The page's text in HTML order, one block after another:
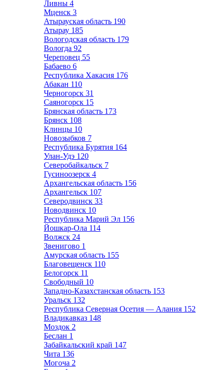
Ливны 4
Мценск 3
Атырауская область 190
Атырау 185
Вологодская область 179
Вологда 92
Череповец 55
Бабаево 6
Республика Хакасия 176
Абакан 110
Черногорск 31
Саяногорск 15
Брянская область 173
Брянск 108
Клинцы 10
Новозыбков 7
Республика Бурятия 164
Улан-Удэ 120
Северобайкальск 7
Гусиноозерск 4
Архангельская область 156
Архангельск 107
Северодвинск 33
Новодвинск 10
Республика Марий Эл 156
Йошкар-Ола 114
Волжск 24
Звенигово 1
Амурская область 155
Благовещенск 110
Белогорск 11
Свободный 10
Западно-Казахстанская область 153
Уральск 132
Республика Северная Осетия — Алания 152
Владикавказ 148
Моздок 2
Беслан 1
Забайкальский край 147
Чита 136
Могоча 2